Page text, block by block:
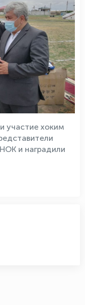
участие хоким
и наградили